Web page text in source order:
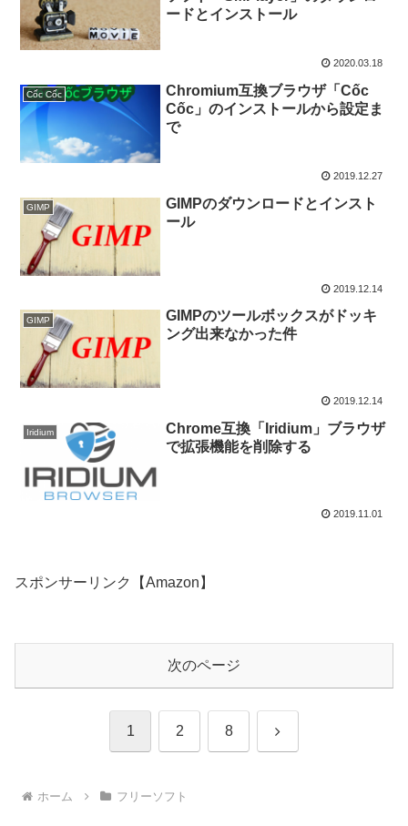
ードとインストール
2020.03.18
Cốc Cốc
Chromium互換ブラウザ「Cốc
Cốc」のインストールから設定ま
で
2019.12.27
GIMP
GIMPのダウンロードとインスト
ール
2019.12.14
GIMP
GIMPのツールボックスがドッキ
ング出来なかった件
2019.12.14
Iridium
Chrome互換「Iridium」ブラウザ
で拡張機能を削除する
2019.11.01
スポンサーリンク【Amazon】
次のページ
1 2 8 次
ホーム フリーソフト